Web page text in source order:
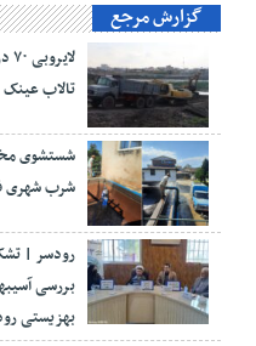
گزارش مرجع
تالاب عینک
شستشوی
شرب شهری
رودسر |
بررسی
بهزیستی